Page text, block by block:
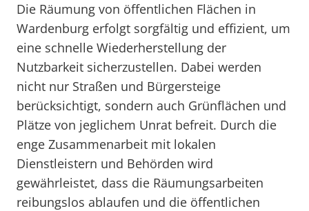
Die Räumung von öffentlichen Flächen in
Wardenburg erfolgt sorgfältig und effizient, um
eine schnelle Wiederherstellung der
Nutzbarkeit sicherzustellen. Dabei werden
nicht nur Straßen und Bürgersteige
berücksichtigt, sondern auch Grünflächen und
Plätze von jeglichem Unrat befreit. Durch die
enge Zusammenarbeit mit lokalen
Dienstleistern und Behörden wird
gewährleistet, dass die Räumungsarbeiten
reibungslos ablaufen und die öffentlichen